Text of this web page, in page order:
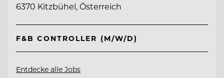
6370 Kitzbühel, Österreich
F&B CONTROLLER (M/W/D)
Entdecke alle Jobs